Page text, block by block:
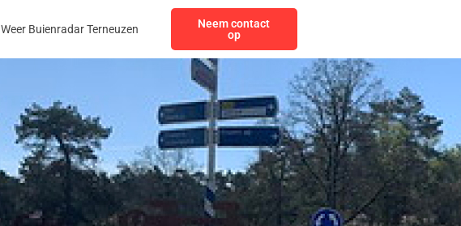
Weer Buienradar Terneuzen
Neem contact
op